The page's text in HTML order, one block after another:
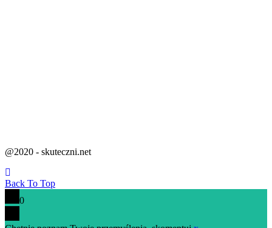
@2020 - skuteczni.net
Back To Top
0